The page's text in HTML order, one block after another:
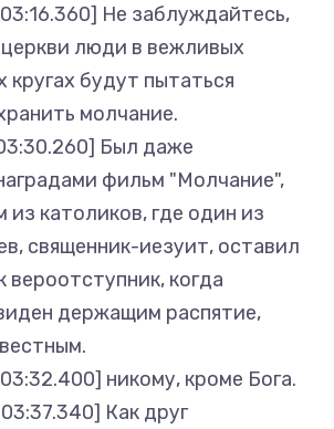
Не заблуждайтесь,
люди в вежливых
кругах будут пытаться
молчание.
Был даже
фильм "Молчание",
из католиков, где один из
священник-иезуит, оставил
вероотступник, когда
держащим распятие,
никому, кроме Бога.
Как друг